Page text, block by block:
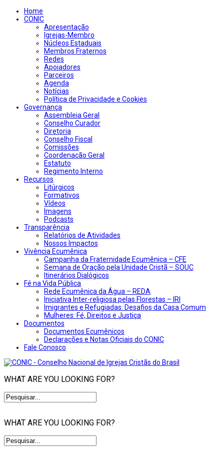
Home
CONIC
Apresentação
Igrejas-Membro
Núcleos Estaduais
Membros Fraternos
Redes
Apoiadores
Parceiros
Agenda
Notícias
Política de Privacidade e Cookies
Governança
Assembleia Geral
Conselho Curador
Diretoria
Conselho Fiscal
Comissões
Coordenação Geral
Estatuto
Regimento Interno
Recursos
Litúrgicos
Formativos
Vídeos
Imagens
Podcasts
Transparência
Relatórios de Atividades
Nossos Impactos
Vivência Ecumênica
Campanha da Fraternidade Ecumênica – CFE
Semana de Oração pela Unidade Cristã – SOUC
Itinerários Dialógicos
Fé na Vida Pública
Rede Ecumênica da Água – REDA
Iniciativa Inter-religiosa pelas Florestas – IRI
Imigrantes e Refugiadas: Desafios da Casa Comum
Mulheres: Fé, Direitos e Justiça
Documentos
Documentos Ecumênicos
Declarações e Notas Oficiais do CONIC
Fale Conosco
WHAT ARE YOU LOOKING FOR?
WHAT ARE YOU LOOKING FOR?